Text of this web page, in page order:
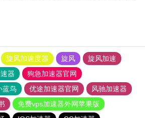
旋风加速度器 旋风
旋风加速
器
狗急加速器官网
蓝鸟 优途加速器官网
风驰加速器
免费vps加速器外网苹果版